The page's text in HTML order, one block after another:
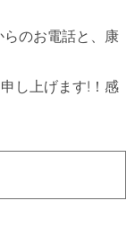
のお電話と、康
し上げます!！感